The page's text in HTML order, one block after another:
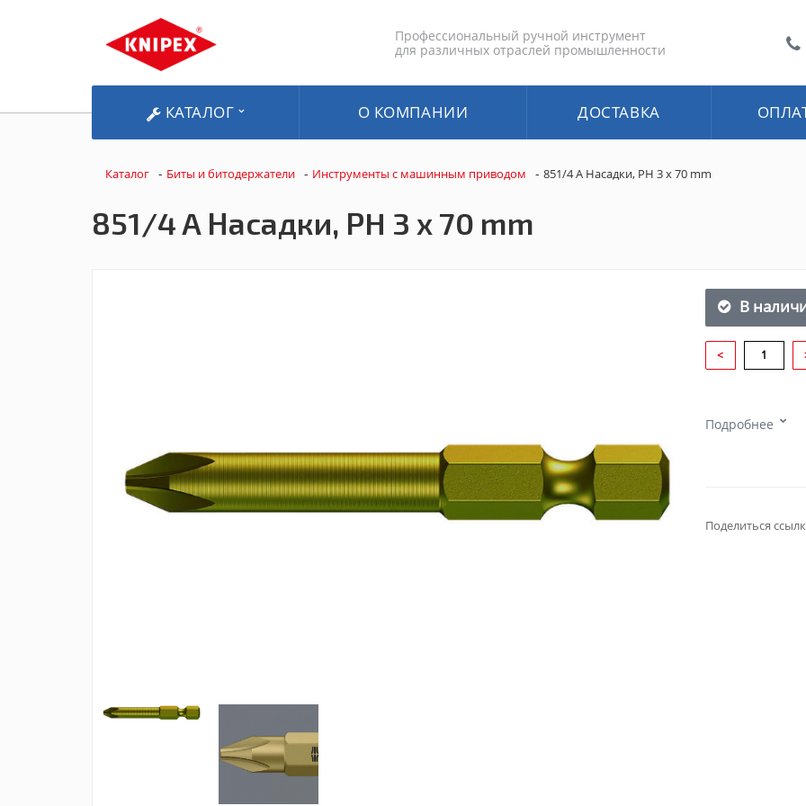
Профессиональный ручной инструмент
для различных отраслей промышленности
КАТАЛОГ О КОМПАНИИ ДОСТАВКА
Каталог - Биты и битодержатели - Инструменты с машинным приводом - 851/4 A Насадки, PH 3 x 70 mm
851/4 A Насадки, PH 3 x 70 mm
В
<
Подробнее
Поделиться